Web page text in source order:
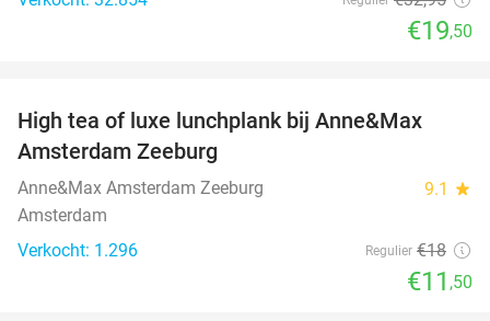
€19,50
High tea of luxe lunchplank bij Anne&Max
Amsterdam Zeeburg
Anne&Max Amsterdam Zeeburg 9.1 star
Amsterdam
Verkocht: 1.296
Regulier €18
€11 ,50